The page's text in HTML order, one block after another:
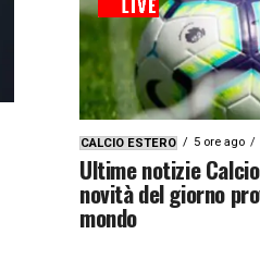
CALCIO ESTERO 5 ore ago
Ultime notizie
novità del giorno
mondo